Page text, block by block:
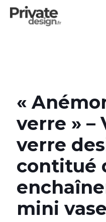
«
verre » –
verre
contitué
mini